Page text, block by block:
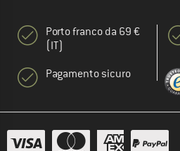
Porto franco da 69 €
(IT)
Pagamento sicuro